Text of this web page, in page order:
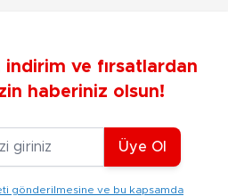
indirim ve fırsatlardan
haberiniz olsun!
E-posta Adresiniz
Üye Ol
gönderilmesine ve bu kapsamda